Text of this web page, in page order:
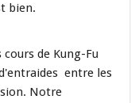
bien.
de Kung-Fu
entre les
Notre